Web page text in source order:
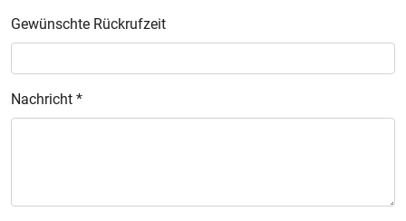
Gewünschte Rückrufzeit
Nachricht *